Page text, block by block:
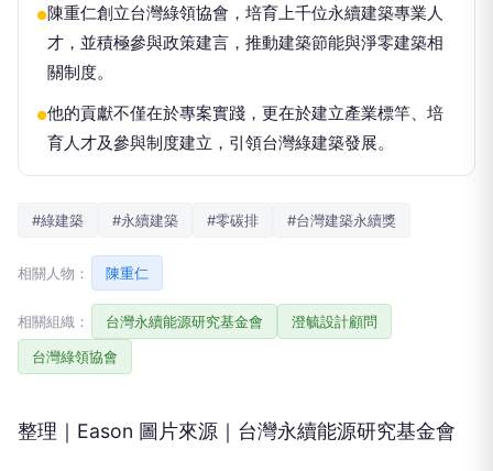
●陳重仁創立台灣綠領協會，培育上千位永續建築專業人
才，並積極參與政策建言，推動建築節能與淨零建築相
關制度。
●他的貢獻不僅在於專案實踐，更在於建立產業標竿、培
育人才及參與制度建立，引領台灣綠建築發展。
#綠建築 #永續建築 #零碳排 #台灣建築永續獎
相關人物： 陳重仁
相關組織： 台灣永續能源研究基金會
澄毓設計顧問
台灣綠領協會
整理｜Eason 圖片來源｜台灣永續能源研究基金會